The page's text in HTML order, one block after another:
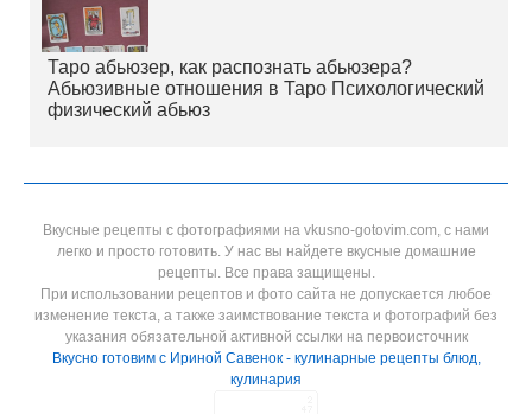
Таро абьюзер, как распознать абьюзера?
Абьюзивные отношения в Таро Психологический
физический абьюз
Вкусные рецепты с фотографиями на vkusno-gotovim.com, с нами
легко и просто готовить. У нас вы найдете вкусные домашние
рецепты. Все права защищены.
При использовании рецептов и фото сайта не допускается любое
изменение текста, а также заимствование текста и фотографий без
указания обязательной активной ссылки на первоисточник
Вкусно готовим с Ириной Савенок - кулинарные рецепты блюд,
кулинария